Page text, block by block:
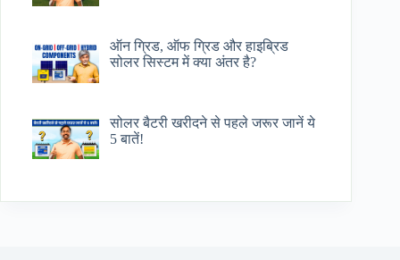
ऑन ग्रिड, ऑफ ग्रिड और हाइब्रिड
सोलर सिस्टम में क्या अंतर है?
सोलर बैटरी खरीदने से पहले जरूर जानें ये
5 बातें!